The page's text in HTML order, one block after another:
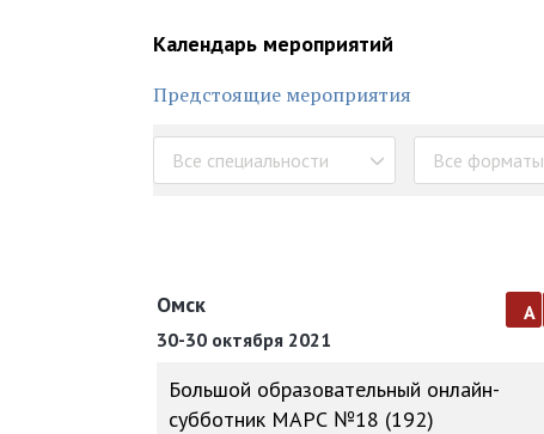
Календарь мероприятий
Предстоящие мероприятия
Все специальности Все форматы
Омск
30-30 октября 2021
а
Большой образовательный онлайн-
субботник МАРС №18 (192)